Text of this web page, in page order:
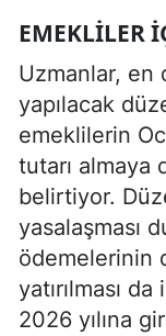
EMEKLILER
Uzmanlar, en
yapılacak
emeklilerin
tutarı almaya
belirtiyor.
yasalaşması
ödemelerinin
yatırılması
2026 yılına